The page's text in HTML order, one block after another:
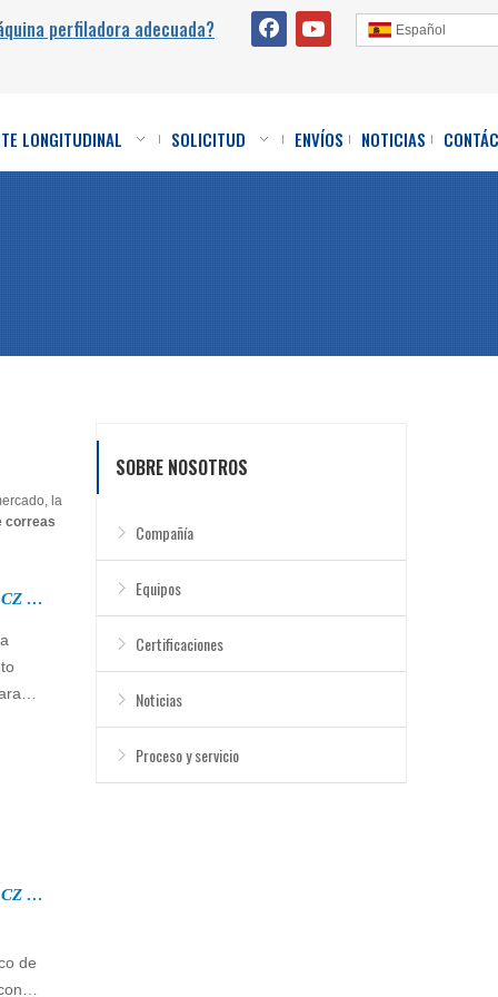
perfiladora adecuada? Español
LONGITUDINAL SOLICITUD ENVÍOS NOTICIAS
la
correas
Entrega de la máquina perfiladora de correas CZ el 20 de junio de 2025
Entrega de la máquina perfiladora de correas CZ el 27 de mayo de 2025
de
SOBRE NOSOTROS
Compañía
Equipos
Certificaciones
Noticias
Proceso y servicio